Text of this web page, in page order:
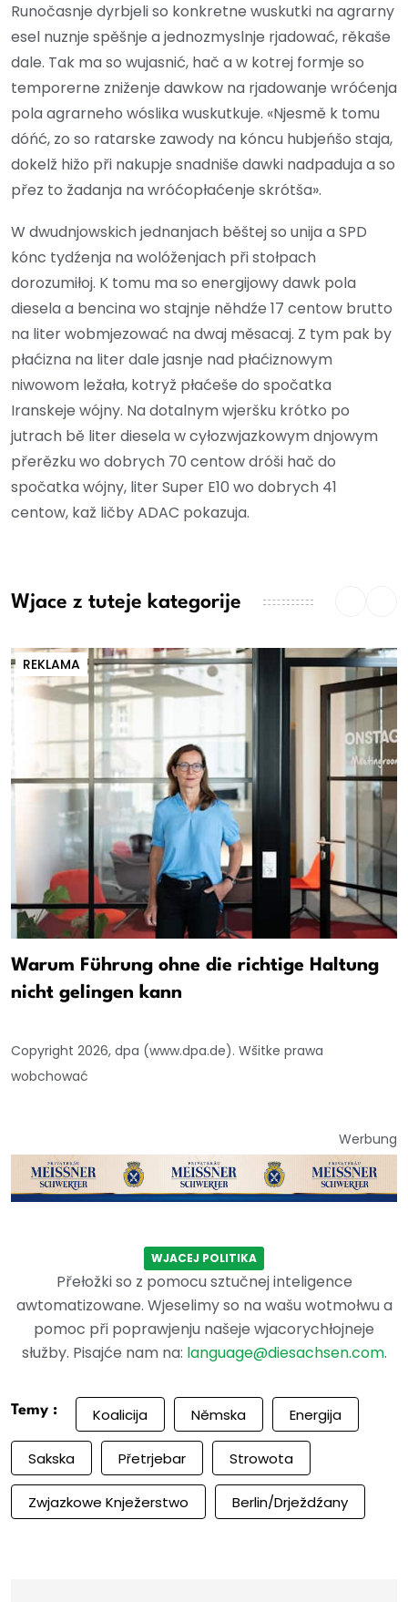
Runočasnje dyrbjeli so konkretne wuskutki na agrarny
esel nuznje spěšnje a jednozmyslnje rjadować, rěkaše
dale. Tak ma so wujasnić, hač a w kotrej formje so
temporerne zniženje dawkow na rjadowanje wróćenja
pola agrarneho wóslika wuskutkuje. «Njesmě k tomu
dóńć, zo so ratarske zawody na kóncu hubjeńšo staja,
dokelž hižo při nakupje snadniše dawki nadpaduja a so
přez to žadanja na wróćopłaćenje skrótša».
W dwudnjowskich jednanjach běštej so unija a SPD
kónc tydźenja na wolóženjach při stołpach
dorozumiłoj. K tomu ma so energijowy dawk pola
diesela a bencina wo stajnje něhdźe 17 centow brutto
na liter wobmjezować na dwaj měsacaj. Z tym pak by
płaćizna na liter dale jasnje nad płaćiznowym
niwowom ležała, kotryž płaćeše do spočatka
Iranskeje wójny. Na dotalnym wjeršku krótko po
jutrach bě liter diesela w cyłozwjazkowym dnjowym
přerězku wo dobrych 70 centow dróši hač do
spočatka wójny, liter Super E10 wo dobrych 41
centow, kaž ličby ADAC pokazuja.
Wjace z tuteje kategorije
REKLAMA
Warum Führung ohne die richtige Haltung
nicht gelingen kann
Copyright 2026, dpa (www.dpa.de). Wšitke prawa
wobchować
Werbung
WJACEJ POLITIKA
Přełožki so z pomocu sztučnej inteligence
awtomatizowane. Wjeselimy so na wašu wotmołwu a
pomoc při poprawjenju našeje wjacorychłojneje
słužby. Pisajće nam na: language@diesachsen.com.
Temy : Koalicija Němska Energija
Sakska Přetrjebar Strowota
Zwjazkowe Knježerstwo Berlin/Drježdźany